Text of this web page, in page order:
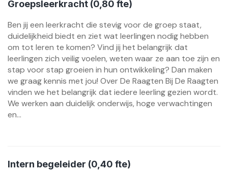
Groepsleerkracht (0,80 fte)
Ben jij een leerkracht die stevig voor de groep staat,
duidelijkheid biedt en ziet wat leerlingen nodig hebben
om tot leren te komen? Vind jij het belangrijk dat
leerlingen zich veilig voelen, weten waar ze aan toe zijn en
stap voor stap groeien in hun ontwikkeling? Dan maken
we graag kennis met jou! Over De Raagten Bij De Raagten
vinden we het belangrijk dat iedere leerling gezien wordt.
We werken aan duidelijk onderwijs, hoge verwachtingen
en...
Intern begeleider (0,40 fte)